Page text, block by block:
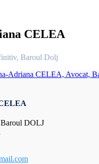
CELEA
Baroul Dolj
DOLJ